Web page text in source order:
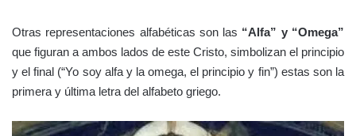
Otras representaciones alfabéticas son las “Alfa” y “Omega”
que figuran a ambos lados de este Cristo, simbolizan el principio
y el final (“Yo soy alfa y la omega, el principio y fin”) estas son la
primera y última letra del alfabeto griego.